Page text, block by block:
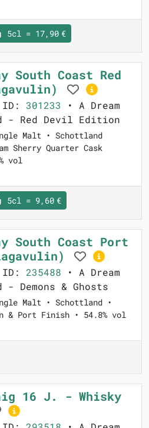
5cl = 17,90 €
South Coast Red
ID: 301233 • A Dream
- Red Devil Edition
Malt • Schottland
Sherry Quarter Cask
vol
5cl = 9,60 €
South Coast Port
ID: 235488 • A Dream
Demons & Ghosts
Malt • Schottland •
& Port Finish • 54.8% vol
16 J. - Whisky